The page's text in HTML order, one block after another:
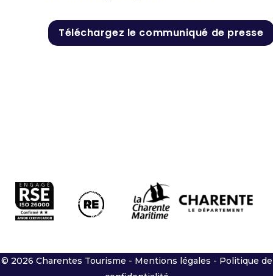
Téléchargez le communiqué de presse
© 2026 Charentes Tourisme - Mentions légales - Politique de